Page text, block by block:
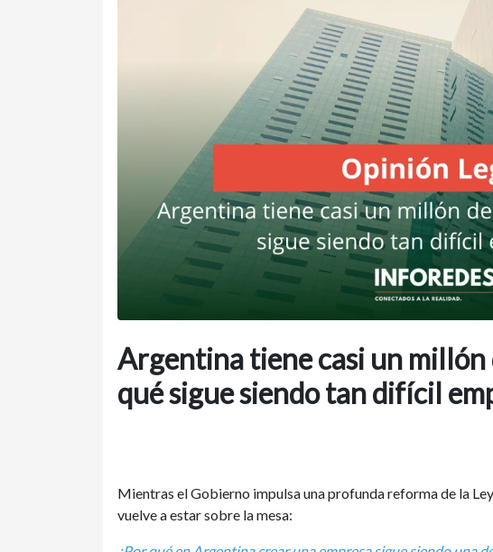
Argentina tiene casi un millón
qué sigue siendo tan difícil
Mientras el Gobierno impulsa una profunda reforma de la
vuelve a estar sobre la mesa: